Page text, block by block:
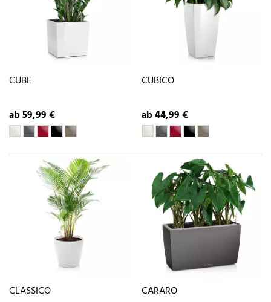
CUBE
ab 59,99 €
CUBICO
ab 44,99 €
CLASSICO CARARO